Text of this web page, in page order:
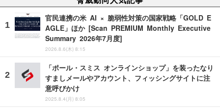
官民連携の米 AI × 脆弱性対策の国家戦略「GOLD E
AGLE」ほか [Scan PREMIUM Monthly Executive
Summary 2026年7月度]
2026.8.6(木) 8:15
「ポール・スミス オンラインショップ」を装ったなり
すましメールやアカウント、フィッシングサイトに注
意呼びかけ
2025.8.4(月) 8:05